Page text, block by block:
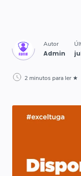
2 minutos para ler